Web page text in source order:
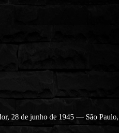
28 de junho de 1945 — São